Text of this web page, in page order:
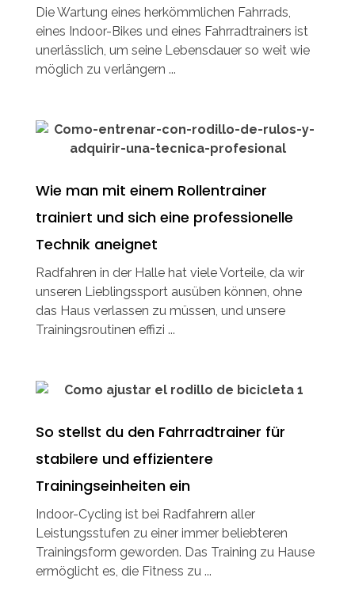
Die Wartung eines herkömmlichen Fahrrads,
eines Indoor-Bikes und eines Fahrradtrainers ist
unerlässlich, um seine Lebensdauer so weit wie
möglich zu verlängern ...
Wie man mit einem Rollentrainer
trainiert und sich eine professionelle
Technik aneignet
Radfahren in der Halle hat viele Vorteile, da wir
unseren Lieblingssport ausüben können, ohne
das Haus verlassen zu müssen, und unsere
Trainingsroutinen effizi ...
So stellst du den Fahrradtrainer für
stabilere und effizientere
Trainingseinheiten ein
Indoor-Cycling ist bei Radfahrern aller
Leistungsstufen zu einer immer beliebteren
Trainingsform geworden. Das Training zu Hause
ermöglicht es, die Fitness zu ...